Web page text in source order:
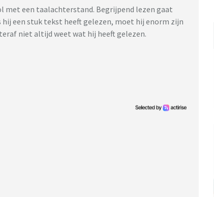
met een taalachterstand. Begrijpend lezen gaat
een stuk tekst heeft gelezen, moet hij enorm zijn
niet altijd weet wat hij heeft gelezen.